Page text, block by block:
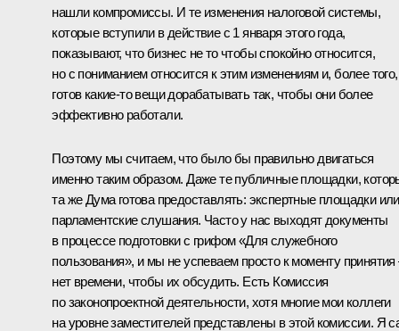
нашли компромиссы. И те изменения налоговой системы,
которые вступили в действие с 1 января этого года,
показывают, что бизнес не то чтобы спокойно относится,
но с пониманием относится к этим изменениям и, более того,
готов какие-то вещи дорабатывать так, чтобы они более
эффективно работали.
Поэтому мы считаем, что было бы правильно двигаться
именно таким образом. Даже те публичные площадки,
та же Дума готова предоставлять: экспертные площадки или
парламентские слушания. Часто у нас выходят документы
в процессе подготовки с грифом «Для служебного
пользования», и мы не успеваем просто к моменту принятия
нет времени, чтобы их обсудить. Есть Комиссия
по законопроектной деятельности, хотя многие мои коллеги
на уровне заместителей представлены в этой комиссии. Я